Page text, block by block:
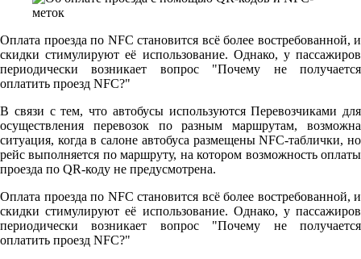
Оплата проезда по NFC становится всё более востребованной, и
скидки стимулируют её использование. Однако, у пассажиров
периодически возникает вопрос "Почему не получается
оплатить проезд NFC?"
В связи с тем, что автобусы используются Перевозчиками для
осуществления перевозок по разным маршрутам, возможна
ситуация, когда в салоне автобуса размещены NFC-таблички, но
рейс выполняется по маршруту, на котором возможность оплаты
проезда по QR-коду не предусмотрена.
Оплата проезда по NFC становится всё более востребованной, и
скидки стимулируют её использование. Однако, у пассажиров
периодически возникает вопрос "Почему не получается
оплатить проезд NFC?"